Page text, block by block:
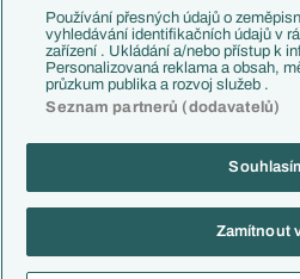
Juventus FC
Bayern Mnichov
FC Barcelona
Real Madrid
Copyright © 2001-2026 EuroFotbal.cz.
Informace o
Používání přesných údajů o
vyhledávání identifikačních údajů v
zařízení . Ukládání a/nebo přístup k
Personalizovaná reklama a obsah,
průzkum publika a rozvoj služeb .
Seznam partnerů (dodavatelů)
Zamítnout